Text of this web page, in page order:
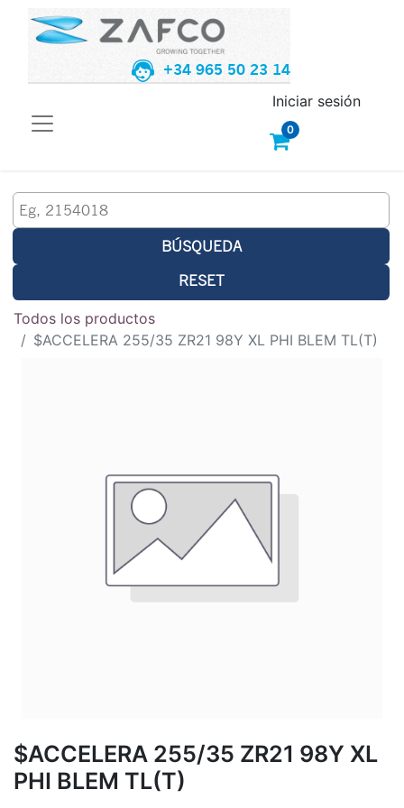
+34 965 50 23 14
0
Iniciar sesión
BÚSQUEDA
RESET
Todos los productos
$ACCELERA 255/35 ZR21 98Y XL PHI BLEM TL(T)
$ACCELERA 255/35 ZR21 98Y XL
PHI BLEM TL(T)